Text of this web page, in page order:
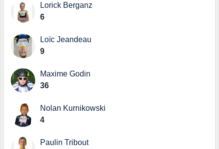
Lorick Berganz
6
Loïc Jeandeau
9
Maxime Godin
36
Nolan Kurnikowski
4
Paulin Tribout